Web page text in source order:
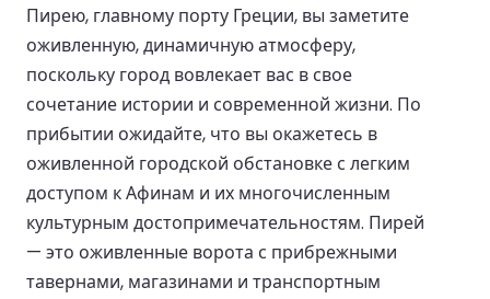
Пирею, главному порту Греции, вы заметите
оживленную, динамичную атмосферу,
поскольку город вовлекает вас в свое
сочетание истории и современной жизни. По
прибытии ожидайте, что вы окажетесь в
оживленной городской обстановке с легким
доступом к Афинам и их многочисленным
культурным достопримечательностям. Пирей
— это оживленные ворота с прибрежными
тавернами, магазинами и транспортным